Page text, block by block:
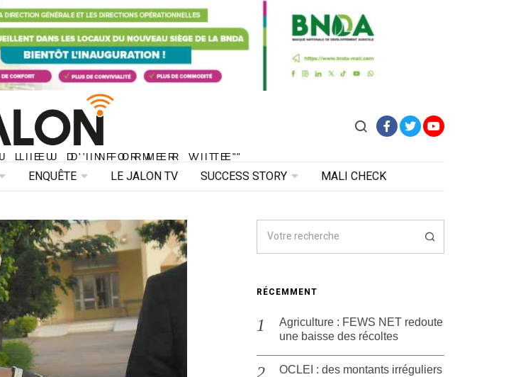
LIEU D'INFORMER VITE"
LIEU D'INFORMER VITE"
ENQUÊTE LE JALON TV SUCCESS STORY MALI CHECK
RÉCEMMENT
Agriculture : FEWS NET redoute
une baisse des récoltes
OCLEI : des montants irréguliers